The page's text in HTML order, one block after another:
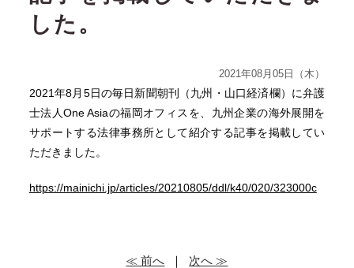
した。
2021年08月05日（木）
2021年8月 5日の毎日新聞朝刊（九州・山口経済欄）に弁護
士法人One Asiaの福岡オフィスを、九州企業の海外展開を
サポートする法律事務所として紹介する記事を掲載してい
ただきました。
https://mainichi.jp/articles/20210805/ddl/k40/020/323000c
≪ 前へ ｜ 次へ ≫